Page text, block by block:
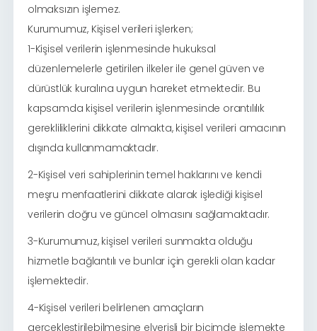
olmaksızın işlemez.
Kurumumuz, Kişisel verileri işlerken;
1-Kişisel verilerin işlenmesinde hukuksal
düzenlemelerle getirilen ilkeler ile genel güven ve
dürüstlük kuralına uygun hareket etmektedir. Bu
kapsamda kişisel verilerin işlenmesinde orantılılık
gerekliliklerini dikkate almakta, kişisel verileri amacının
dışında kullanmamaktadır.
2-Kişisel veri sahiplerinin temel haklarını ve kendi
meşru menfaatlerini dikkate alarak işlediği kişisel
verilerin doğru ve güncel olmasını sağlamaktadır.
3-Kurumumuz, kişisel verileri sunmakta olduğu
hizmetle bağlantılı ve bunlar için gerekli olan kadar
işlemektedir.
4-Kişisel verileri belirlenen amaçların
gerçekleştirilebilmesine elverişli bir biçimde işlemekte